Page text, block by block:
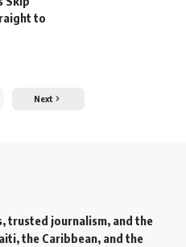
to
Next
trusted journalism, and the
the Caribbean, and the